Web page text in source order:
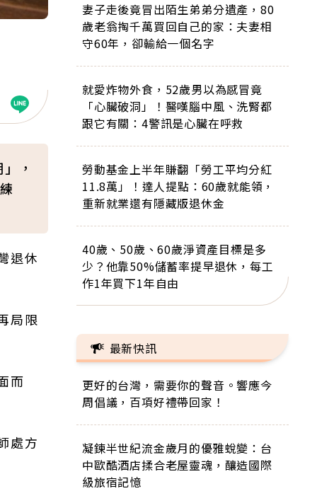
，
退休
局限
而
處方
妻子走後竟冒出陌生弟弟分遺產，80
歲老翁掏千萬買回自己的家：夫妻相
守60年，卻輸給一個名字
就愛炸物外食，52歲男以為感冒竟
「心臟破洞」！醫嘆腦中風、洗腎都
跟它有關：4警訊是心臟在呼救
勞動基金上半年賺翻「勞工平均分紅
11.8萬」！達人提點：60歲就能領，
重新就業還有隱藏版退休金
40歲、50歲、60歲淨資產目標是多
少？他靠50%儲蓄率提早退休，每工
作1年買下1年自由
最新快訊
更好的台灣，需要你的聲音。響應今
周倡議，百項好禮帶回家！
凝鍊半世紀流金歲月的優雅蛻變：台
中歐酷酒店揉合老屋靈魂，釀造國際
級旅宿記憶